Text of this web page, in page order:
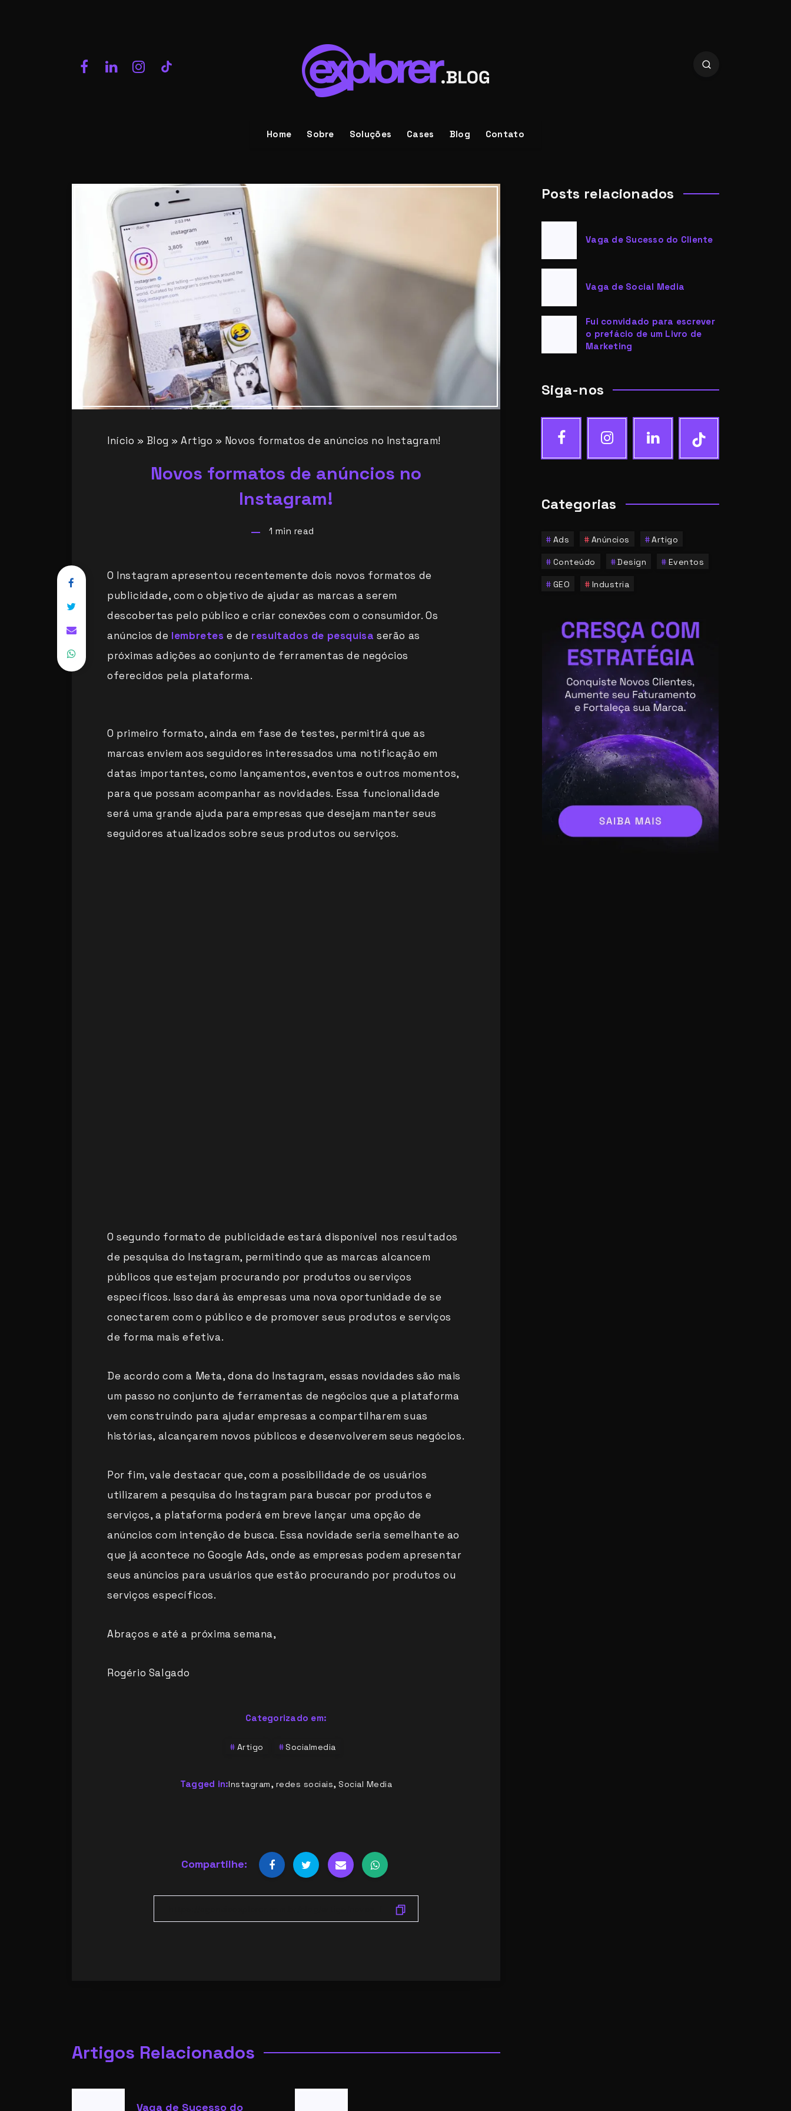
Home Sobre Soluções Cases Blog Contato
Início » Blog » Artigo » Novos formatos de anúncios no Instagram!
Novos formatos de anúncios no
Instagram!
1 min read
O Instagram apresentou recentemente dois novos formatos de
publicidade, com o objetivo de ajudar as marcas a serem
descobertas pelo público e criar conexões com o consumidor. Os
anúncios de lembretes e de resultados de pesquisa serão as
próximas adições ao conjunto de ferramentas de negócios
oferecidos pela plataforma.
O primeiro formato, ainda em fase de testes, permitirá que as
marcas enviem aos seguidores interessados uma notificação em
datas importantes, como lançamentos, eventos e outros momentos,
para que possam acompanhar as novidades. Essa funcionalidade
será uma grande ajuda para empresas que desejam manter seus
seguidores atualizados sobre seus produtos ou serviços.
O segundo formato de publicidade estará disponível nos resultados
de pesquisa do Instagram, permitindo que as marcas alcancem
públicos que estejam procurando por produtos ou serviços
específicos. Isso dará às empresas uma nova oportunidade de se
conectarem com o público e de promover seus produtos e serviços
de forma mais efetiva.
De acordo com a Meta, dona do Instagram, essas novidades são mais
um passo no conjunto de ferramentas de negócios que a plataforma
vem construindo para ajudar empresas a compartilharem suas
histórias, alcançarem novos públicos e desenvolverem seus negócios.
Por fim, vale destacar que, com a possibilidade de os usuários
utilizarem a pesquisa do Instagram para buscar por produtos e
serviços, a plataforma poderá em breve lançar uma opção de
anúncios com intenção de busca. Essa novidade seria semelhante ao
que já acontece no Google Ads, onde as empresas podem apresentar
seus anúncios para usuários que estão procurando por produtos ou
serviços específicos.
Abraços e até a próxima semana,
Rogério Salgado
Categorizado em:
Artigo Socialmedia
Tagged in:Instagram, redes sociais, Social Media
Compartilhe:
Artigos Relacionados
Vaga de Sucesso do
Posts relacionados
Vaga de Sucesso do Cliente
Vaga de Social Media
Fui convidado para escrever
o prefácio de um Livro de
Marketing
Siga-nos
Categorias
Ads Anúncios Artigo
Conteúdo Design Eventos
GEO Industria